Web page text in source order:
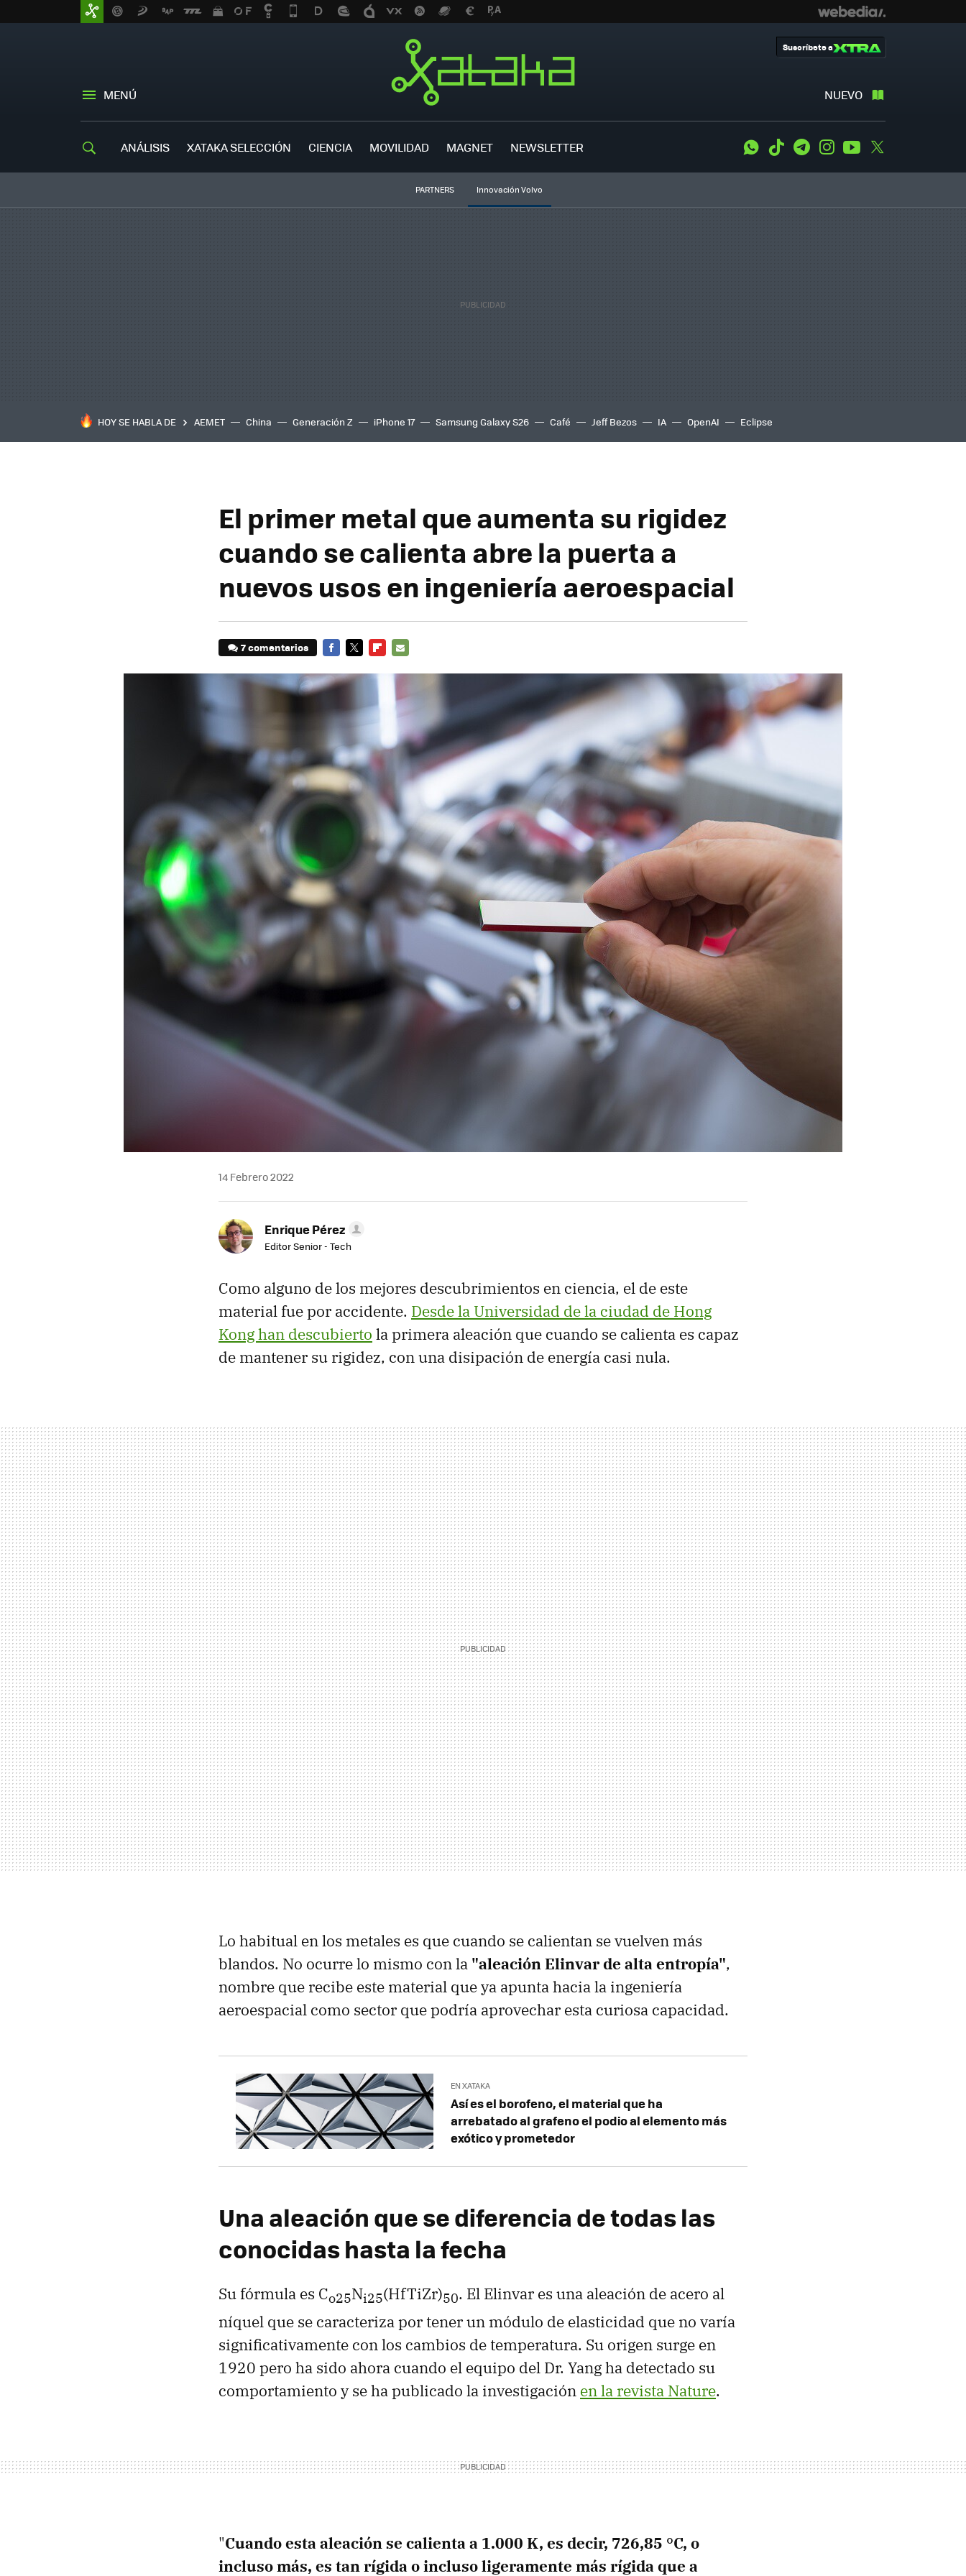
MENÚ NUEVO
Suscríbete a
ANÁLISIS XATAKA SELECCIÓN CIENCIA MOVILIDAD MAGNET NEWSLETTER WhatsApp
Tiktok TelegramInstagramYoutube
PARTNERS Innovación Volvo
HOY SE HABLA DE AEMET China Generación Z iPhone 17 Samsung Galaxy S26 Café Jeff Bezos IA OpenAI Eclipse
El primer metal que aumenta su rigidez
cuando se calienta abre la puerta a
nuevos usos en ingeniería aeroespacial
7 comentarios
14 Febrero 2022
Enrique Pérez
Editor Senior - Tech
Como alguno de los mejores descubrimientos en ciencia, el de este
material fue por accidente. Desde la Universidad de la ciudad de Hong
Kong han descubierto la primera aleación que cuando se calienta es capaz
de mantener su rigidez, con una disipación de energía casi nula.
Lo habitual en los metales es que cuando se calientan se vuelven más
blandos. No ocurre lo mismo con la "aleación Elinvar de alta entropía",
nombre que recibe este material que ya apunta hacia la ingeniería
aeroespacial como sector que podría aprovechar esta curiosa capacidad.
EN XATAKA
Así es el borofeno, el material que ha
arrebatado al grafeno el podio al elemento más
exótico y prometedor
Una aleación que se diferencia de todas las
conocidas hasta la fecha
Su fórmula es Co25Ni25(HfTiZr)50. El Elinvar es una aleación de acero al
níquel que se caracteriza por tener un módulo de elasticidad que no varía
significativamente con los cambios de temperatura. Su origen surge en
1920 pero ha sido ahora cuando el equipo del Dr. Yang ha detectado su
comportamiento y se ha publicado la investigación en la revista Nature.
"Cuando esta aleación se calienta a 1.000 K, es decir, 726,85 °C, o
incluso más, es tan rígida o incluso ligeramente más rígida que a